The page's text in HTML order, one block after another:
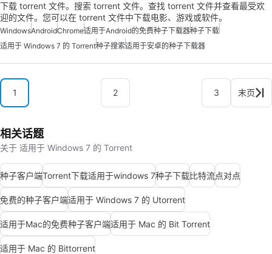
下载 torrent 文件。搜索 torrent 文件。查找 torrent 文件并查看最受欢
迎的文件。您可以在 torrent 文件中下载电影、游戏或软件。
WindowsAndroidChrome适用于Android的免费种子下载器种子下载
适用于 Windows 7 的 Torrent种子搜索适用于安卓的种子下载器
1 2 3 末页
相关话题
关于 适用于 Windows 7 的 Torrent
种子客户端Torrent下载适用于windows 7种子下载比特流点对点
免费的种子客户端适用于 Windows 7 的 Utorrent
适用于Mac的免费种子客户端适用于 Mac 的 Bit Torrent
适用于 Mac 的 Bittorrent